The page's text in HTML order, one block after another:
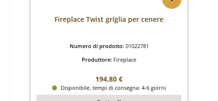
Fireplace Twist griglia per cenere
Numero di prodotto: 01022781
Produttore: Fireplace
Prezzo normale:
194,80 €
Disponibile, tempi di consegna: 4-6 giorni